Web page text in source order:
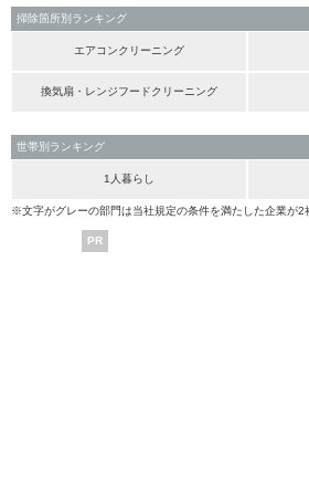
掃除箇所別ランキング
エアコンクリーニング
換気扇・レンジフードクリーニング
世帯別ランキング
1人暮らし
※文字がグレーの部門は当社規定の条件を満たした企業が2
PR